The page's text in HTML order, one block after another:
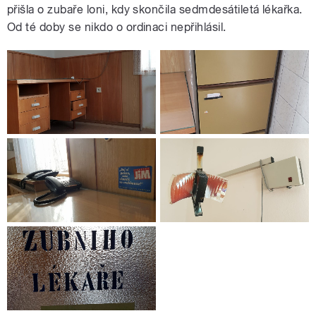
přišla o zubaře loni, kdy skončila sedmdesátiletá lékařka.
Od té doby se nikdo o ordinaci nepřihlásil.